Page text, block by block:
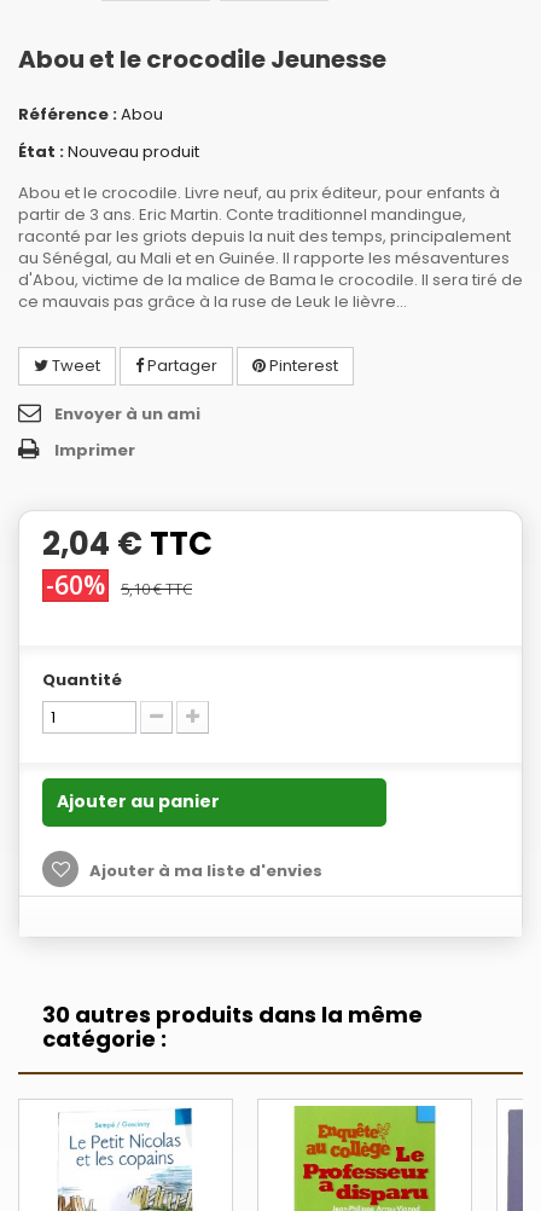
Abou et le crocodile Jeunesse
Référence :Abou
État :Nouveau produit
Abou et le crocodile. Livre neuf, au prix éditeur, pour enfants à
partir de 3 ans. Eric Martin. Conte traditionnel mandingue,
raconté par les griots depuis la nuit des temps, principalement
au Sénégal, au Mali et en Guinée. Il rapporte les mésaventures
d'Abou, victime de la malice de Bama le crocodile. Il sera tiré de
ce mauvais pas grâce à la ruse de Leuk le lièvre...
Tweet Partager Pinterest
Envoyer à un ami
Imprimer
2,04 € TTC
-60% 5,10 €TTC
Quantité
Ajouter au panier
Ajouter à ma liste d'envies
30 autres produits dans la même
catégorie :